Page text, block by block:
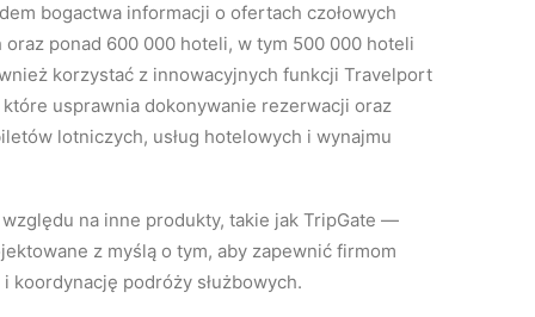
bogactwa informacji o ofertach czołowych
ponad 600 000 hoteli, w tym 500 000 hoteli
korzystać z innowacyjnych funkcji Travelport
usprawnia dokonywanie rezerwacji oraz
lotniczych, usług hotelowych i wynajmu
na inne produkty, takie jak TripGate —
z myślą o tym, aby zapewnić firmom
koordynację podróży służbowych.